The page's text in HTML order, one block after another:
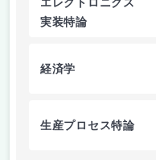
エレクトロニクス
実装特論
経済学
生産プロセス特論